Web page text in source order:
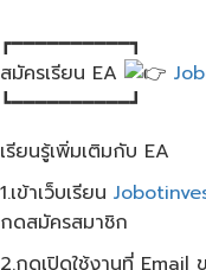
┏━━━━━━━━━━┓
สมัครเรียน​ EA​
┗━━━━━━━━━━┛
เรียนรู้เพิ่มเติมกับ EA
1.เข้าเว็บ​เรียน
กดสมัครสมาชิก
2.กดเปิดใช้งานที่